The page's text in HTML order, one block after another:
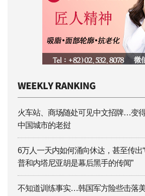
火车站、商场随处可见中文招牌…变
中国城市的老挝
6万人一天内如何涌向休达，甚至传出
普和内塔尼亚胡是幕后黑手的传闻”
不知道训练事实…韩国军方险些击落